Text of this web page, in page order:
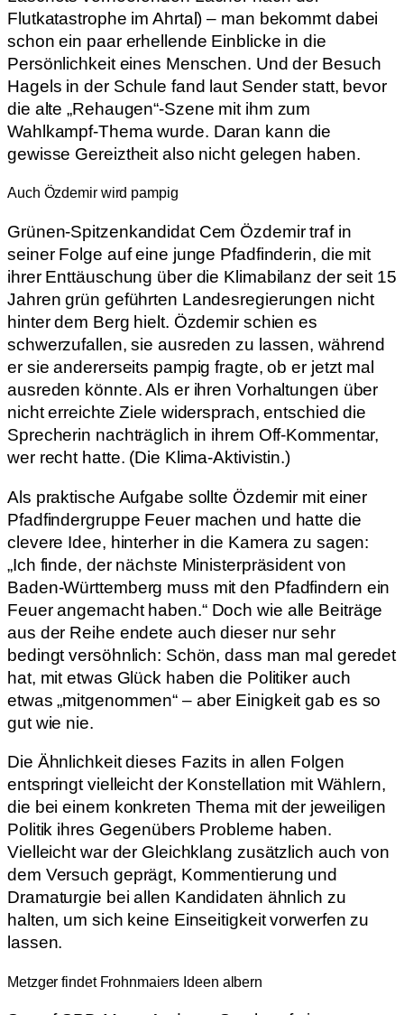
Flutkatastrophe im Ahrtal) – man bekommt dabei
schon ein paar erhellende Einblicke in die
Persönlichkeit eines Menschen. Und der Besuch
Hagels in der Schule fand laut Sender statt, bevor
die alte „Rehaugen“-Szene mit ihm zum
Wahlkampf-Thema wurde. Daran kann die
gewisse Gereiztheit also nicht gelegen haben.
Auch Özdemir wird pampig
Grünen-Spitzenkandidat Cem Özdemir traf in
seiner Folge auf eine junge Pfadfinderin, die mit
ihrer Enttäuschung über die Klimabilanz der seit 15
Jahren grün geführten Landesregierungen nicht
hinter dem Berg hielt. Özdemir schien es
schwerzufallen, sie ausreden zu lassen, während
er sie andererseits pampig fragte, ob er jetzt mal
ausreden könnte. Als er ihren Vorhaltungen über
nicht erreichte Ziele widersprach, entschied die
Sprecherin nachträglich in ihrem Off-Kommentar,
wer recht hatte. (Die Klima-Aktivistin.)
Als praktische Aufgabe sollte Özdemir mit einer
Pfadfindergruppe Feuer machen und hatte die
clevere Idee, hinterher in die Kamera zu sagen:
„Ich finde, der nächste Ministerpräsident von
Baden-Württemberg muss mit den Pfadfindern ein
Feuer angemacht haben.“ Doch wie alle Beiträge
aus der Reihe endete auch dieser nur sehr
bedingt versöhnlich: Schön, dass man mal geredet
hat, mit etwas Glück haben die Politiker auch
etwas „mitgenommen“ – aber Einigkeit gab es so
gut wie nie.
Die Ähnlichkeit dieses Fazits in allen Folgen
entspringt vielleicht der Konstellation mit Wählern,
die bei einem konkreten Thema mit der jeweiligen
Politik ihres Gegenübers Probleme haben.
Vielleicht war der Gleichklang zusätzlich auch von
dem Versuch geprägt, Kommentierung und
Dramaturgie bei allen Kandidaten ähnlich zu
halten, um sich keine Einseitigkeit vorwerfen zu
lassen.
Metzger findet Frohnmaiers Ideen albern